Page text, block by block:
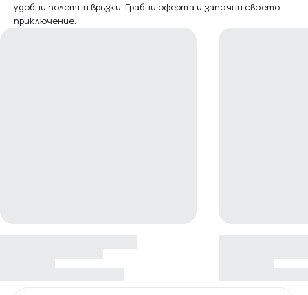
удобни полетни връзки. Грабни оферта и започни своето
приключение.